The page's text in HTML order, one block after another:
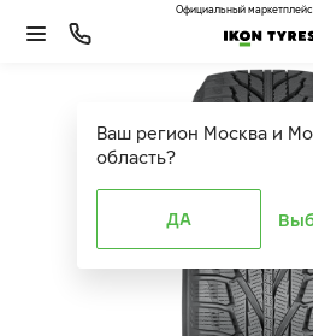
Ваш регион Москва и
область?
ДА
Официальный маркетплейс